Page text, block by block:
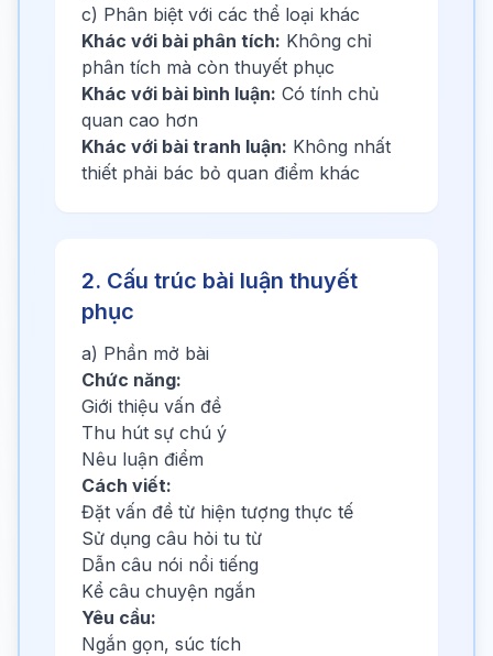
c) Phân biệt với các thể loại khác
Khác với bài phân tích: Không chỉ
phân tích mà còn thuyết phục
Khác với bài bình luận: Có tính chủ
quan cao hơn
Khác với bài tranh luận: Không nhất
thiết phải bác bỏ quan điểm khác
2. Cấu trúc bài luận thuyết
phục
a) Phần mở bài
Chức năng:
Giới thiệu vấn đề
Thu hút sự chú ý
Nêu luận điểm
Cách viết:
Đặt vấn đề từ hiện tượng thực tế
Sử dụng câu hỏi tu từ
Dẫn câu nói nổi tiếng
Kể câu chuyện ngắn
Yêu cầu:
Ngắn gọn, súc tích